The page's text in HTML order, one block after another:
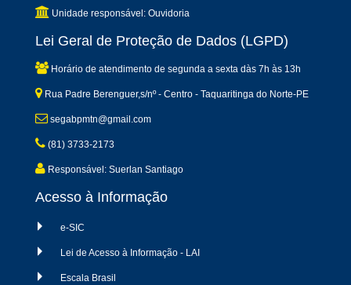
Unidade responsável: Ouvidoria
Lei Geral de Proteção de Dados (LGPD)
Horário de atendimento de segunda a sexta dàs 7h às 13h
Rua Padre Berenguer,s/nº - Centro - Taquaritinga do Norte-PE
segabpmtn@gmail.com
(81) 3733-2173
Responsável: Suerlan Santiago
Acesso à Informação
e-SIC
Lei de Acesso à Informação - LAI
Escala Brasil